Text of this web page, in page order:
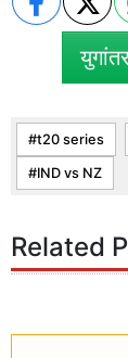
t20 series
IND vs NZ
Related